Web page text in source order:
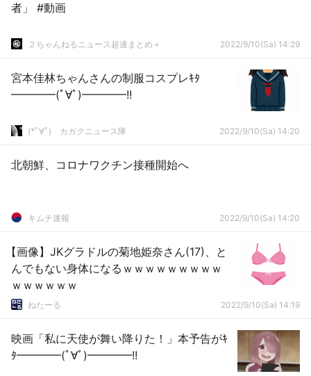
者」 #動画
２ちゃんねるニュース超速まとめ＋ 2022/9/10(Sa) 14:29
宮本佳林ちゃんさんの制服コスプレｷﾀ
━━━━(ﾟ∀ﾟ)━━━━!!
(*ﾟ∀ﾟ)ゞカガクニュース隊 2022/9/10(Sa) 14:20
北朝鮮、コロナワクチン接種開始へ
キムチ速報 2022/9/10(Sa) 14:20
【画像】JKグラドルの菊地姫奈さん(17)、と
んでもない身体になるｗｗｗｗｗｗｗｗｗ
ｗｗｗｗｗｗ
ねたーる 2022/9/10(Sa) 14:19
映画「私に天使が舞い降りた！」本予告がｷ
ﾀ━━━━(ﾟ∀ﾟ)━━━━!!